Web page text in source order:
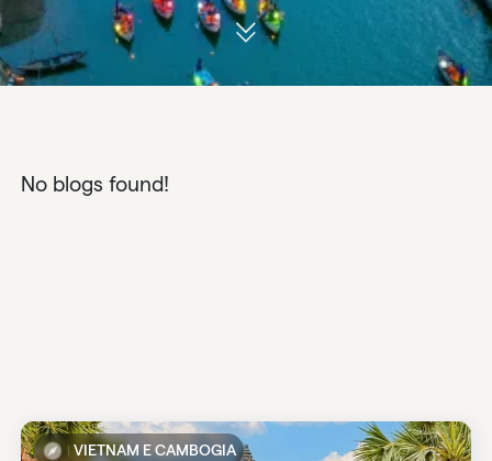
No blogs found!
VIETNAM E CAMBOGIA